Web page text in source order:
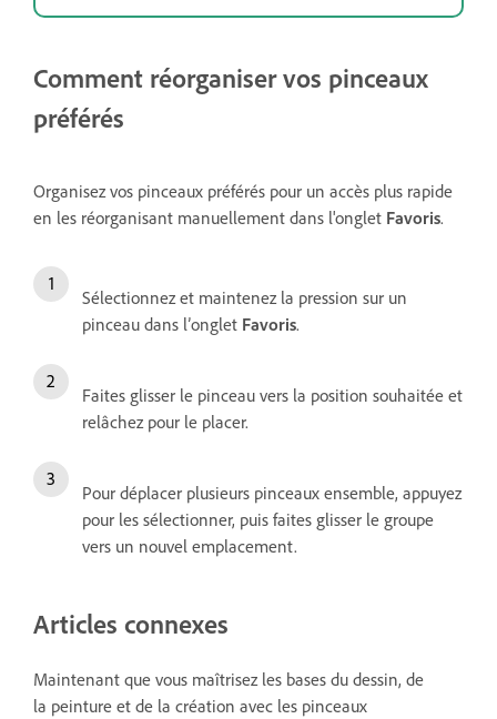
Comment réorganiser vos pinceaux
préférés
Organisez vos pinceaux préférés pour un accès plus rapide
en les réorganisant manuellement dans l'onglet Favoris.
Sélectionnez et maintenez la pression sur un
pinceau dans l’onglet Favoris.
Faites glisser le pinceau vers la position souhaitée et
relâchez pour le placer.
Pour déplacer plusieurs pinceaux ensemble, appuyez
pour les sélectionner, puis faites glisser le groupe
vers un nouvel emplacement.
Articles connexes
Maintenant que vous maîtrisez les bases du dessin, de
la peinture et de la création avec les pinceaux